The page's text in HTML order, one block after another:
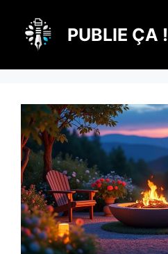
contenu
PUBLIE ÇA !